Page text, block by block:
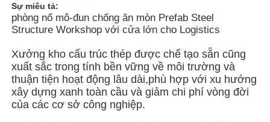
Sản phẩm
Video
Về chúng tôi
Sự miêu tả:
phòng nổ mô-đun chống ăn mòn Prefab Steel
Structure Workshop với cửa lớn cho Logistics
Xưởng kho cấu trúc thép được chế tạo sẵn cũng
xuất sắc trong tính bền vững về môi trường và
thuận tiện hoạt động lâu dài,phù hợp với xu hướng
xây dựng xanh toàn cầu và giảm chi phí vòng đời
của các cơ sở công nghiệp.